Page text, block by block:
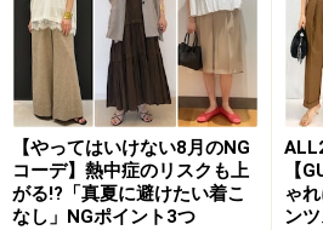
まず自分の体の採寸をしてもら
ッフに
あなたのイメージを伝え
時間程度。店内にあるサンプル
で」と伝えてもいいですし、「
い！」と漠然としたイメージを
た時にどんなイメージになるスー
【やってはいけない8月のNG
コーデ】熱中症のリスクも上
がる!?「真夏に避けたい着こ
なし」NGポイント3つ
【
ゃ
ン